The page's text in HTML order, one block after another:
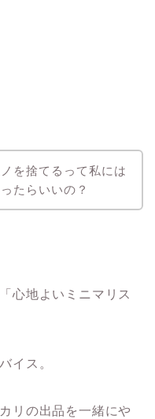
を捨てるって私には
たらいいの？
心地よいミニマリス
イス。
リの出品を一緒にや